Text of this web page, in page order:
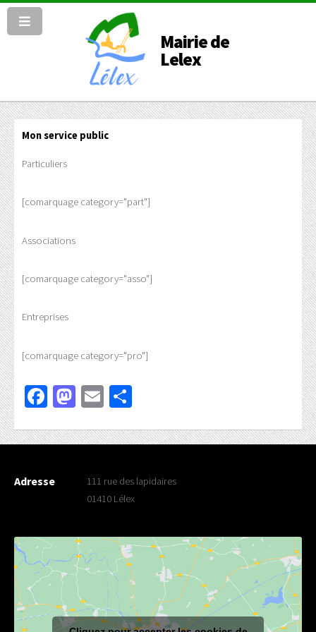
Mairie de
Lelex
Mon service public
Particuliers
[comarquage category="part"]
Associations
[comarquage category="asso"]
Entreprises
[comarquage category="pro"]
Facebook
Mastodon
Email
Adresse
111 rue des lapidaires
01410 Lélex